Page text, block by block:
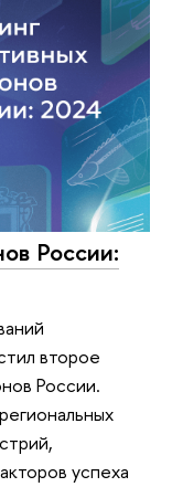
России:
второе
России.
успеха